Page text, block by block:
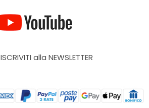
ISCRIVITI alla NEWSLETTER